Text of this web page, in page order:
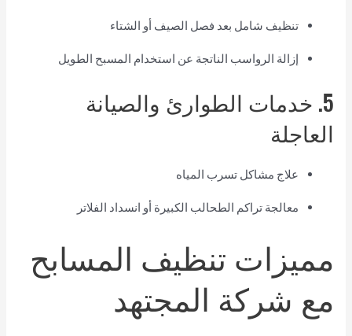
تنظيف شامل بعد فصل الصيف أو الشتاء
إزالة الرواسب الناتجة عن استخدام المسبح الطويل
5. خدمات الطوارئ والصيانة
العاجلة
علاج مشاكل تسرب المياه
معالجة تراكم الطحالب الكبيرة أو انسداد الفلاتر
مميزات تنظيف المسابح
مع شركة المجتهد